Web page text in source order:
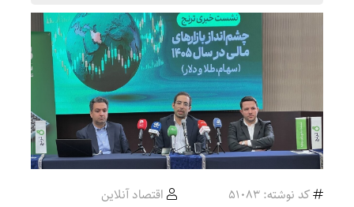
کد نوشته: 51083
اقتصاد آنلاین